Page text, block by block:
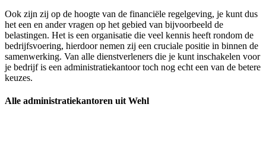
Ook zijn zij op de hoogte van de financiële regelgeving, je kunt dus
het een en ander vragen op het gebied van bijvoorbeeld de
belastingen. Het is een organisatie die veel kennis heeft rondom de
bedrijfsvoering, hierdoor nemen zij een cruciale positie in binnen de
samenwerking. Van alle dienstverleners die je kunt inschakelen voor
je bedrijf is een administratiekantoor toch nog echt een van de betere
keuzes.
Alle administratiekantoren uit Wehl